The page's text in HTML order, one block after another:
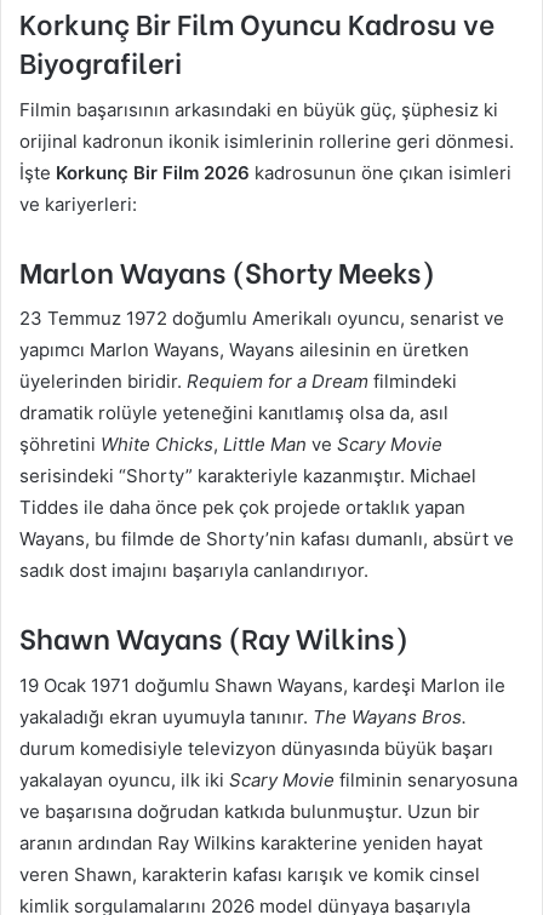
Korkunç Bir Film Oyuncu Kadrosu ve
Biyografileri
Filmin başarısının arkasındaki en büyük güç, şüphesiz ki
orijinal kadronun ikonik isimlerinin rollerine geri dönmesi.
İşte Korkunç Bir Film 2026 kadrosunun öne çıkan isimleri
ve kariyerleri:
Marlon Wayans (Shorty Meeks)
23 Temmuz 1972 doğumlu Amerikalı oyuncu, senarist ve
yapımcı Marlon Wayans, Wayans ailesinin en üretken
üyelerinden biridir. Requiem for a Dream filmindeki
dramatik rolüyle yeteneğini kanıtlamış olsa da, asıl
şöhretini White Chicks, Little Man ve Scary Movie
serisindeki “Shorty” karakteriyle kazanmıştır. Michael
Tiddes ile daha önce pek çok projede ortaklık yapan
Wayans, bu filmde de Shorty’nin kafası dumanlı, absürt ve
sadık dost imajını başarıyla canlandırıyor.
Shawn Wayans (Ray Wilkins)
19 Ocak 1971 doğumlu Shawn Wayans, kardeşi Marlon ile
yakaladığı ekran uyumuyla tanınır. The Wayans Bros.
durum komedisiyle televizyon dünyasında büyük başarı
yakalayan oyuncu, ilk iki Scary Movie filminin senaryosuna
ve başarısına doğrudan katkıda bulunmuştur. Uzun bir
aranın ardından Ray Wilkins karakterine yeniden hayat
veren Shawn, karakterin kafası karışık ve komik cinsel
kimlik sorgulamalarını 2026 model dünyaya başarıyla